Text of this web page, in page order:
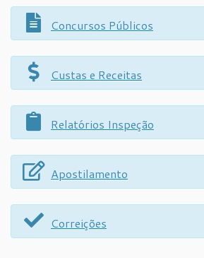
Concursos Públicos
Custas e Receitas
Relatórios Inspeção
Apostilamento
Correições